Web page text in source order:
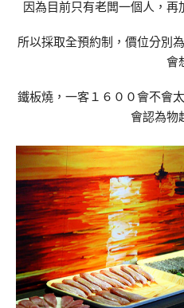
因為目前只有老闆一個人，
所以採取全預約制，價位分別
會
鐵板燒，一客１６００會不會
會認為物